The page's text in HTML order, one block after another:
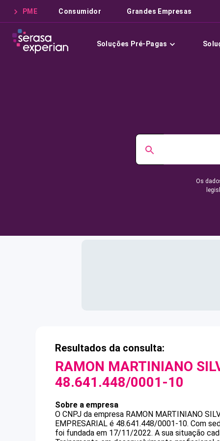
PME Consumidor Grandes Empresas
Soluções Pré-Pagas
Os
Resultados da consulta:
RAMON MARTINIANO
48.641.448/0001-10
Sobre a empresa
O CNPJ da empresa RAMON MARTINIANO
EMPRESARIAL é 48.641.448/0001-10. Com
foi fundada em 17/11/2022. A sua situação